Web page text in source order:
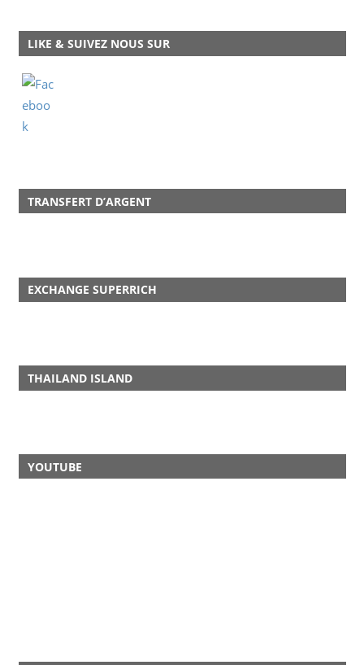
LIKE & SUIVEZ NOUS SUR
TRANSFERT D’ARGENT
EXCHANGE SUPERRICH
THAILAND ISLAND
YOUTUBE